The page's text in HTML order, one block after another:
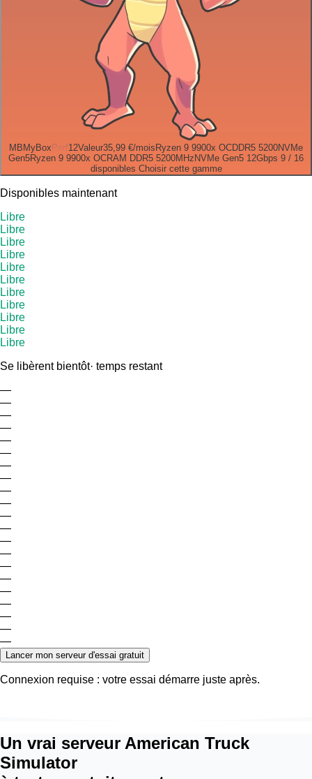
MB MyBoxPerf12Valeur35,99 €/mois Ryzen 9 9900x OCDDR5 5200NVMe
Gen5Ryzen 9 9900x OCRAM DDR5 5200MHz NVMe Gen5 12Gbps 9 / 16
disponibles Choisir cette gamme
Disponibles maintenant
Libre
Libre
Libre
Libre
Libre
Libre
Libre
Libre
Libre
Libre
Libre
Se libèrent bientôt· temps restant
—
—
—
—
—
—
—
—
—
—
—
—
—
—
—
—
—
—
—
—
—
Lancer mon serveur d'essai gratuit
Connexion requise : votre essai démarre juste après.
Un vrai serveur American Truck
Simulator